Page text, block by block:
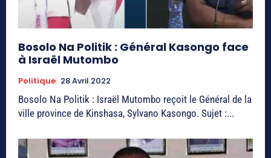
Bosolo Na Politik : Général Kasongo face
à Israël Mutombo
Politique 28 Avril 2022
Bosolo Na Politik : Israël Mutombo reçoit le Général de la
ville province de Kinshasa, Sylvano Kasongo. Sujet :...